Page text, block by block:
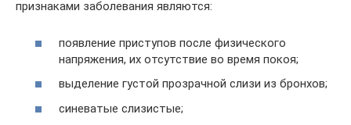
признаками заболевания являются:
появление приступов после физического
напряжения, их отсутствие во время покоя;
выделение густой прозрачной слизи из бронхов;
синеватые слизистые;